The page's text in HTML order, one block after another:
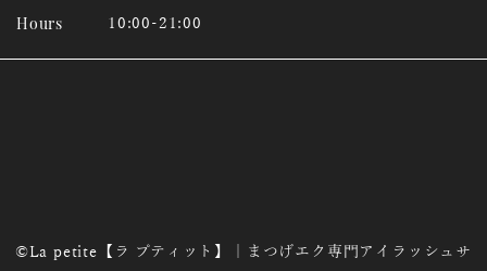
Hours 10:00-21:00
©La petite【ラ プティット】｜まつげエク専門アイラッシュサ